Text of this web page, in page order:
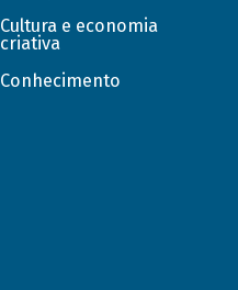
Cultura e economia
criativa
Conhecimento